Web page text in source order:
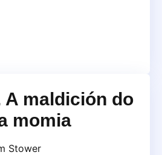
A maldición do
momia
Stower